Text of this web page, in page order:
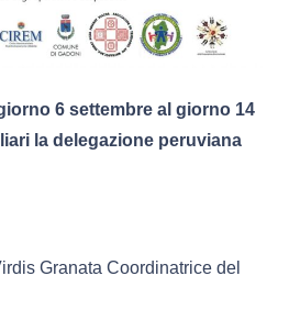
6 settembre al giorno 14
la delegazione peruviana
Granata Coordinatrice del